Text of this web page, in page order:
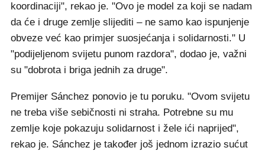
koordinaciji", rekao je. "Ovo je model za koji se nadam
da će i druge zemlje slijediti – ne samo kao ispunjenje
obveze već kao primjer suosjećanja i solidarnosti." U
"podijeljenom svijetu punom razdora", dodao je, važni
su "dobrota i briga jednih za druge".
Premijer Sánchez ponovio je tu poruku. "Ovom svijetu
ne treba više sebičnosti ni straha. Potrebne su mu
zemlje koje pokazuju solidarnost i žele ići naprijed",
rekao je. Sánchez je također još jednom izrazio sućut